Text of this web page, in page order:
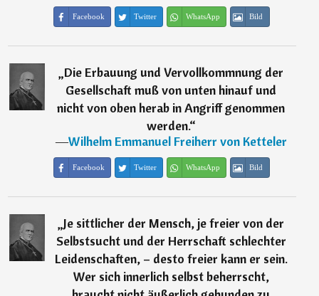
Facebook Twitter WhatsApp Bild
„Die Erbauung und Vervollkommnung der
Gesellschaft muß von unten hinauf und
nicht von oben herab in Angriff genommen
werden.“
―Wilhelm Emmanuel Freiherr von Ketteler
Facebook Twitter WhatsApp Bild
„Je sittlicher der Mensch, je freier von der
Selbstsucht und der Herrschaft schlechter
Leidenschaften, – desto freier kann er sein.
Wer sich innerlich selbst beherrscht,